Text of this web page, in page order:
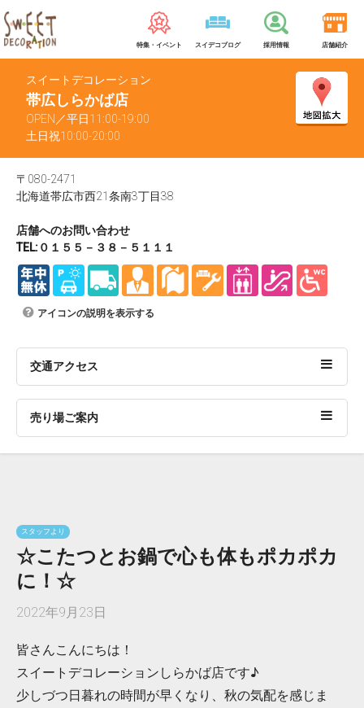
特集・イベント スイデコブログ 採用情報 店舗紹介
スイートデコレーション
帯広しらかば店
OPEN／平日11:00-19:00
土日祝10:00-20:00
〒080-2471
北海道帯広市西21条南3丁目38
店舗へのお問い合わせ
TEL:０１５５－３８－５１１１
アイコンの説明を表示する
交通アクセス
売り場ご案内
スタッフより
☆こたつとお鍋で心も体もポカポカ
に！☆
2022年9月23日
皆さんこんにちは！
スイートデコレーションしらかば店です♪
少しづつ日暮れの時間が早くなり、秋の気配を感じま